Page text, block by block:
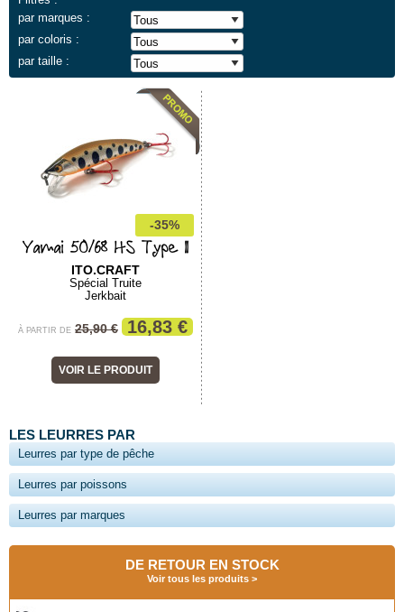
par marques :
par coloris :
par taille :
-35%
Yamai 50/68 HS Type II
ITO.CRAFT
Spécial Truite
Jerkbait
À PARTIR DE 25,90 € 16,83 €
VOIR LE PRODUIT
LES LEURRES PAR
Leurres par type de pêche
Leurres par poissons
Leurres par marques
DE RETOUR EN STOCK
Voir tous les produits